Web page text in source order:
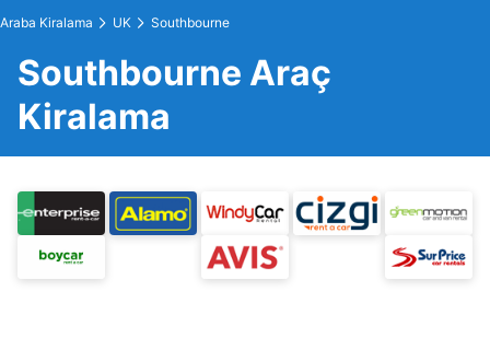
Araba Kiralama UK Southbourne
Southbourne Araç
Kiralama